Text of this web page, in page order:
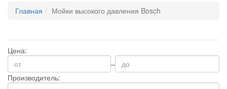
Главная Мойки высокого давления Bosch
Цена:
–
Производитель: